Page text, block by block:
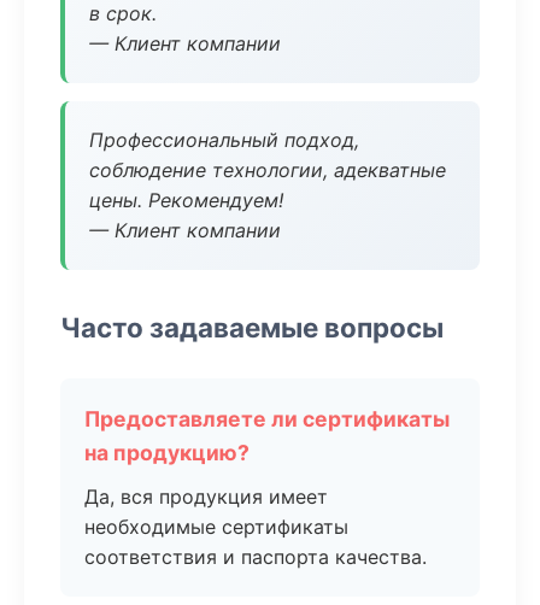
в срок.
— Клиент компании
Профессиональный подход,
соблюдение технологии, адекватные
цены. Рекомендуем!
— Клиент компании
Часто задаваемые вопросы
Предоставляете ли сертификаты
на продукцию?
Да, вся продукция имеет
необходимые сертификаты
соответствия и паспорта качества.